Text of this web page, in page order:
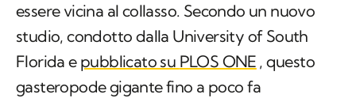
essere vicina al collasso. Secondo un nuovo
studio, condotto dalla University of South
Florida e pubblicato su PLOS ONE , questo
gasteropode gigante fino a poco fa